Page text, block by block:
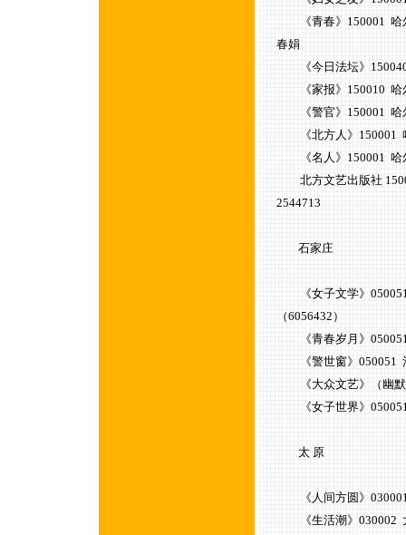
《青春》150001 哈尔
春娟
《今日法坛》150040
《家报》150010 哈
《警官》150001 哈
《北方人》150001
《名人》150001 哈
北方文艺出版社
2544713
石家庄
《女子文学》050051
（6056432）
《青春岁月》050051
《警世窗》050051
《大众文艺》（幽默
《女子世界》050051
太 原
《人间方圆》030001
《生活潮》030002 太